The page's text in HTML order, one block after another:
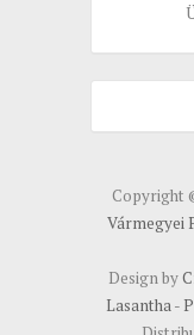
Copyright
Vármegyei
Design by
Lasantha-